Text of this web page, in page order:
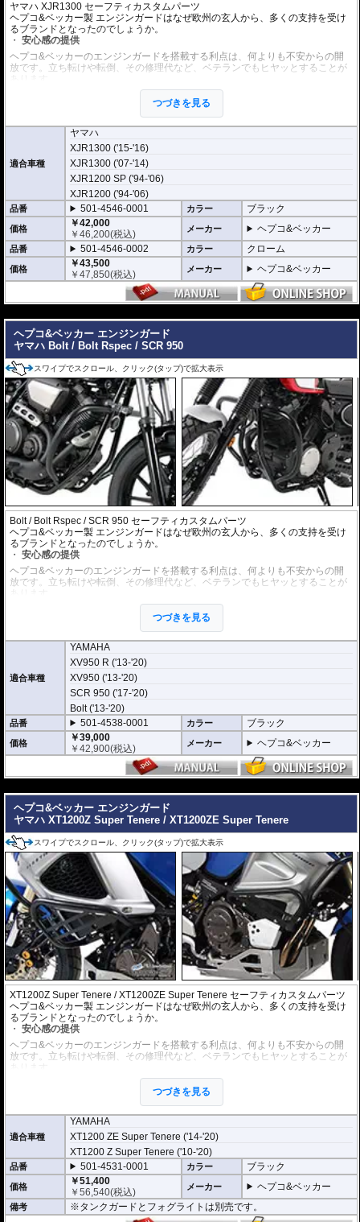
ヤマハ XJR1300 セーフティカスタムパーツ
ヘプコ&ベッカー製 エンジンガードはなぜ欧州の玄人から、多くの支持を受け
るブランドとなったのでしょうか。
安心感の提供
ヘプコ&ベッカーのエンジンガードを搭載する利点は、何よりも不安からの開
放です。立ち転けや転倒、その修理代など、ベテランでもヒヤッとすることが
ヘプコ&ベッカーではツーリングを心から楽しむことを目指し、製品を開発、
高い安全性
万が一の有事から車体を守ります。直接のダメージを防ぐだけでなく、衝撃を
多点に分散し、全体的にダメージを少なくする効果が期待できます。
地面と車体の間への足の挟み込みなども防ぐことも大事な機能です。
品質の差別化
ヘプコ&ベッカーのエンジンガードにはパイプ内部に性質の異なる特殊強化パ
イプをさらに1本追加させた2重構造を採用。
肉厚スチールの加工が施されている車両接合ポイントはトライ&エラーより導
きだされた耐衝撃性に優れた構造です。
また多点支持や、パイプのつなぎ方も差し込みタイプとすることで、充分な強
度を確保。
これらのこだわりを元に、各所にツーリングライフの向上に貢献できるよう工
夫が施されています。
つづきを見る
適合車種
ヤマハ
XJR1300 ('15-'16)
XJR1300 ('07-'14)
XJR1200 SP ('94-'06)
XJR1200 ('94-'06)
品番 501-4546-0001 カラー ブラック
価格
￥42,000
￥46,200(税込) メーカー ヘプコ&ベッカー
品番 501-4546-0002 カラー クローム
価格
￥43,500
￥47,850(税込) メーカー ヘプコ&ベッカー
ヘプコ&ベッカー エンジンガード
ヤマハ Bolt / Bolt Rspec / SCR 950
スワイプでスクロール、クリック(タップ)で拡大表示
Bolt / Bolt Rspec / SCR 950 セーフティカスタムパーツ
ヘプコ&ベッカー製 エンジンガードはなぜ欧州の玄人から、多くの支持を受け
るブランドとなったのでしょうか。
安心感の提供
ヘプコ&ベッカーのエンジンガードを搭載する利点は、何よりも不安からの開
放です。立ち転けや転倒、その修理代など、ベテランでもヒヤッとすることが
ヘプコ&ベッカーではツーリングを心から楽しむことを目指し、製品を開発、
高い安全性
多点に分散し、全体的にダメージを少なくする効果が期待できます。
地面と車体の間への足の挟み込みなども防ぐことも大事な機能です。
品質の差別化
ヘプコ&ベッカーのエンジンガードにはパイプ内部に性質の異なる特殊強化パ
イプをさらに1本追加させた2重構造を採用。
肉厚スチールの加工が施されている車両接合ポイントはトライ&エラーより導
きだされた耐衝撃性に優れた構造です。
また多点支持や、パイプのつなぎ方も差し込みタイプとすることで、充分な強
夫が施されています。
つづきを見る
適合車種
YAMAHA
XV950 R ('13-'20)
XV950 ('13-'20)
SCR 950 ('17-'20)
Bolt ('13-'20)
品番 501-4538-0001 カラー ブラック
価格
￥39,000
￥42,900(税込) メーカー ヘプコ&ベッカー
ヘプコ&ベッカー エンジンガード
ヤマハ XT1200Z Super Tenere / XT1200ZE Super Tenere
スワイプでスクロール、クリック(タップ)で拡大表示
XT1200Z Super Tenere / XT1200ZE Super Tenere セーフティカスタムパーツ
ヘプコ&ベッカー製 エンジンガードはなぜ欧州の玄人から、多くの支持を受け
るブランドとなったのでしょうか。
安心感の提供
ヘプコ&ベッカーのエンジンガードを搭載する利点は、何よりも不安からの開
放です。立ち転けや転倒、その修理代など、ベテランでもヒヤッとすることが
ヘプコ&ベッカーではツーリングを心から楽しむことを目指し、製品を開発、
高い安全性
万が一の有事から車体を守ります。直接のダメージを防ぐだけでなく、衝撃を
多点に分散し、全体的にダメージを少なくする効果が期待できます。
地面と車体の間への足の挟み込みなども防ぐことも大事な機能です。
品質の差別化
ヘプコ&ベッカーのエンジンガードにはパイプ内部に性質の異なる特殊強化パ
イプをさらに1本追加させた2重構造を採用。
肉厚スチールの加工が施されている車両接合ポイントはトライ&エラーより導
つづきを見る
適合車種
YAMAHA
XT1200 ZE Super Tenere ('14-'20)
XT1200 Z Super Tenere ('10-'20)
品番 501-4531-0001 カラー ブラック
価格
￥51,400
￥56,540(税込) メーカー ヘプコ&ベッカー
備考 ※タンクガードとフォグライトは別売です。